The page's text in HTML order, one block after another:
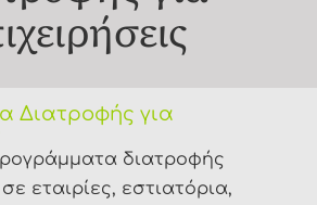
Διατροφής για
διατροφής
εταιρίες, εστιατόρια,